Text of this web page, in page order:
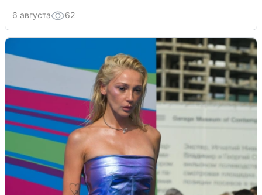
6 августа 62